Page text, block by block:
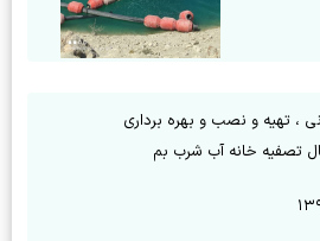
، تهیه و نصب و بهره برداری
تصفیه خانه آب شرب بم